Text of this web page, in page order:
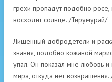
грехи пропадут подобно росе,
восходит солнце. /Тирумурай/
Лишенный добродетели и
знания, подобно кожаной
упал. Он показал мне любовь и
мира, откуда нет